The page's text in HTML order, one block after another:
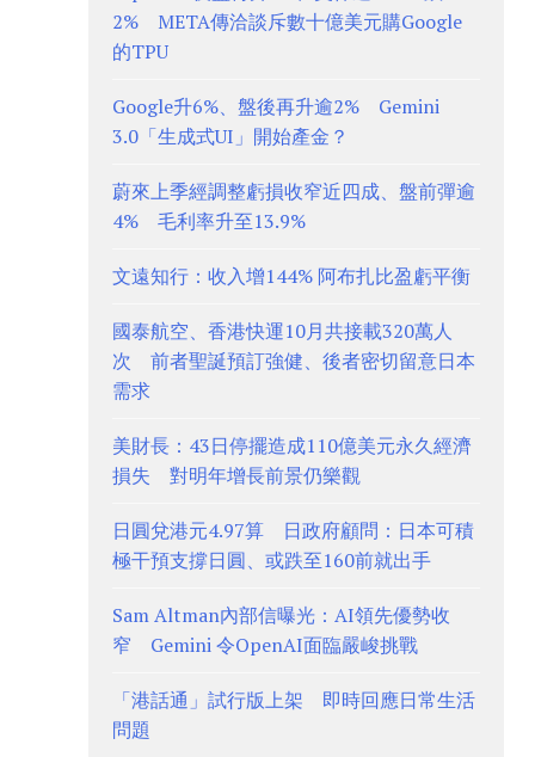
2% META傳洽談斥數十億美元購Google
的TPU
Google升6%、盤後再升逾2% Gemini
3.0「生成式UI」開始產金？
蔚來上季經調整虧損收窄近四成、盤前彈逾
4% 毛利率升至13.9%
文遠知行：收入增144% 阿布扎比盈虧平衡
國泰航空、香港快運10月共接載320萬人
次 前者聖誕預訂強健、後者密切留意日本
需求
美財長：43日停擺造成110億美元永久經濟
損失 對明年增長前景仍樂觀
日圓兌港元4.97算 日政府顧問：日本可積
極干預支撐日圓、或跌至160前就出手
Sam Altman內部信曝光：AI領先優勢收
窄 Gemini 令OpenAI面臨嚴峻挑戰
「港話通」試行版上架 即時回應日常生活
問題